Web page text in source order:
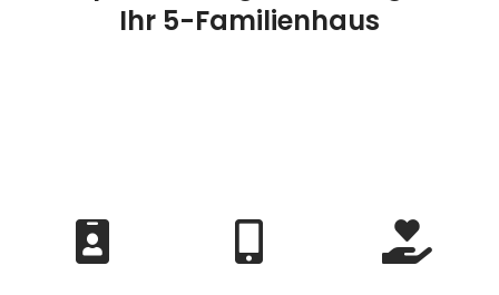
Ihr 5-Familienhaus